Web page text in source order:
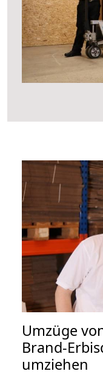
Umzüge
Brand-
umziehen